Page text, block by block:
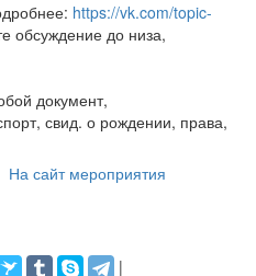
https://vk.com/topic-
обсуждение до низа,
документ,
свид. о рождении, права,
На сайт мероприятия
|